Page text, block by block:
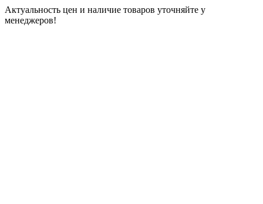
Актуальность цен и наличие товаров уточняйте у
менеджеров!